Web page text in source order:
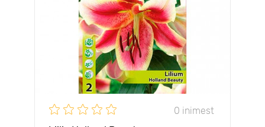
0 inimest